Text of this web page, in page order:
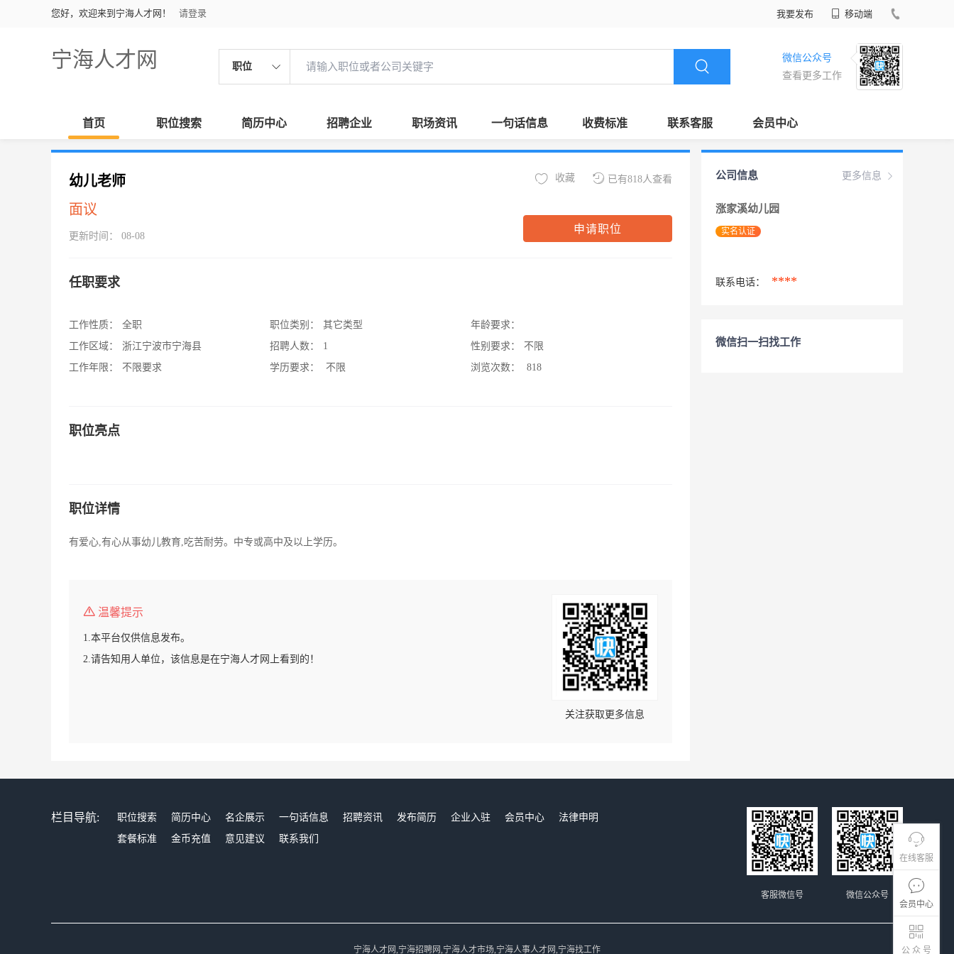
您好，欢迎来到宁海人才网！ 请登录 我要发布 移动端
宁海人才网 职位
微信公众号
查看更多工作
首页 职位搜索 简历中心 招聘企业 职场资讯 一句话信息 收费标准 联系客服 会员中心
在线客服
会员中心
公 众 号
幼儿老师
面议
更新时间： 08-08
已有818人查看
收藏
申请职位
任职要求
工作性质：
全职
工作区域：
浙江宁波市宁海县
工作年限：
不限要求
职位类别：
其它类型
招聘人数：
1
学历要求：
不限
年龄要求：
性别要求：
不限
浏览次数：
818
职位亮点
职位详情
有爱心,有心从事幼儿教育,吃苦耐劳。中专或高中及以上学历。
温馨提示
1.本平台仅供信息发布。
2.请告知用人单位，该信息是在宁海人才网上看到的！
关注获取更多信息
更多信息
公司信息
涨家溪幼儿园
实名认证
联系电话： ****
微信扫一扫找工作
栏目导航: 职位搜索 简历中心 名企展示 一句话信息 招聘资讯 发布简历 企业入驻 会员中心
法律申明
套餐标准
金币充值 意见建议 联系我们
微信公众号
客服微信号
宁海人才网,宁海招聘网,宁海人才市场,宁海人事人才网,宁海找工作